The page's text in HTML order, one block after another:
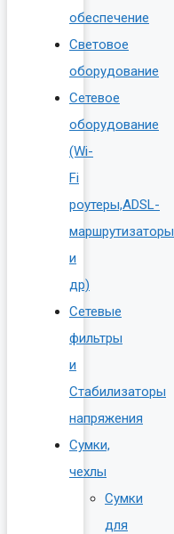
обеспечение
Световое
оборудование
Сетевое
оборудование
(Wi-
Fi
роутеры,ADSL-
маршрутизаторы
и
др)
Сетевые
фильтры
и
Стабилизаторы
напряжения
Сумки,
чехлы
Сумки
для